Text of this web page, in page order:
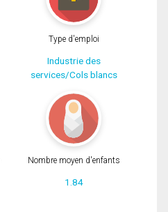
Type d'emploi
Industrie des
services/Cols blancs
Nombre moyen d'enfants
1.84